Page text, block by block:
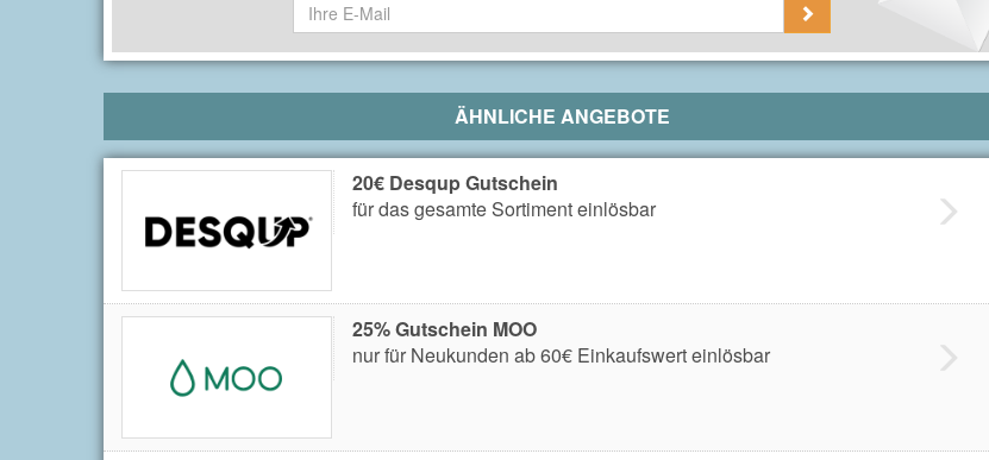
ÄHNLICHE ANGEBOTE
20€ Desqup Gutschein
für das gesamte Sortiment einlösbar
25% Gutschein MOO
nur für Neukunden ab 60€ Einkaufswert einlösbar